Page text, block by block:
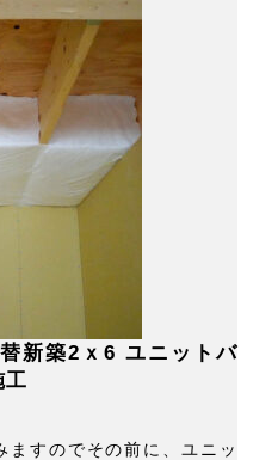
新築2ｘ6 ユニットバ
工
ますのでその前に、ユニッ